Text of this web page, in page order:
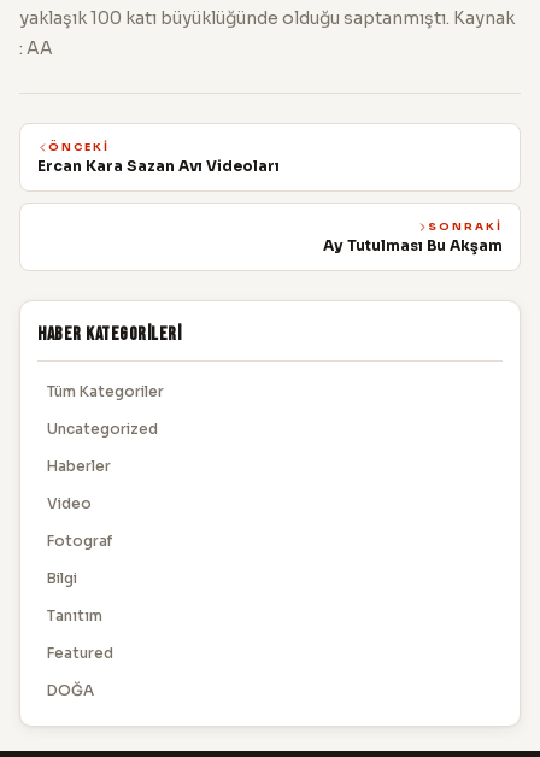
yaklaşık 100 katı büyüklüğünde olduğu saptanmıştı. Kaynak
: AA
ÖNCEKI
Ercan Kara Sazan Avı Videoları
SONRAKI
Ay Tutulması Bu Akşam
Haber Kategorileri
Tüm Kategoriler
Uncategorized
Haberler
Video
Fotograf
Bilgi
Tanıtım
Featured
DOĞA